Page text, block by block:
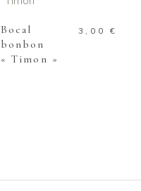
Bocal
bonbon
« Timon »
3,00 €